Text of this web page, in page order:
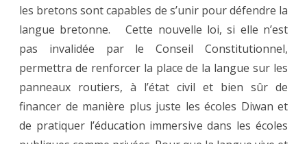
les bretons sont capables de s’unir pour défendre la
langue bretonne. Cette nouvelle loi, si elle n’est
pas invalidée par le Conseil Constitutionnel,
permettra de renforcer la place de la langue sur les
panneaux routiers, à l’état civil et bien sûr de
financer de manière plus juste les écoles Diwan et
de pratiquer l’éducation immersive dans les écoles